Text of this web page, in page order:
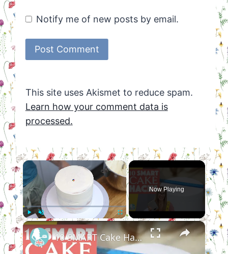
Notify me of new posts by email.
This site uses Akismet to reduce spam.
Learn how your comment data is
processed.
×
Play Unmute
Now Playing
×
10 SMART Cake Hacks